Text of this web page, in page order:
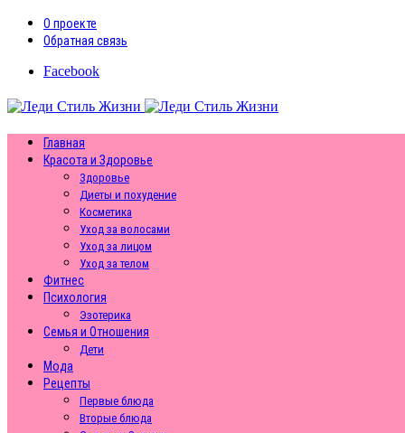
О проекте
Обратная связь
Facebook
Главная
Красота и Здоровье
Здоровье
Диеты и похудение
Косметика
Уход за волосами
Уход за лицом
Уход за телом
Фитнес
Психология
Эзотерика
Семья и Отношения
Дети
Мода
Рецепты
Первые блюда
Вторые блюда